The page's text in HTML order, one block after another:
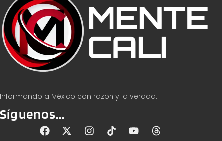
Informando a México con razón y la verdad.
Síguenos...